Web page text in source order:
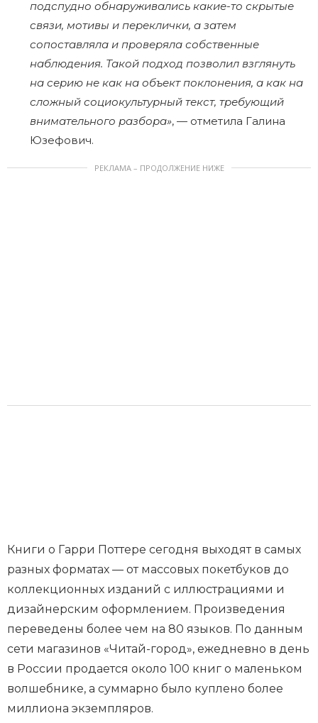
подспудно обнаруживались какие-то скрытые
связи, мотивы и переклички, а затем
сопоставляла и проверяла собственные
наблюдения. Такой подход позволил взглянуть
на серию не как на объект поклонения, а как на
сложный социокультурный текст, требующий
внимательного разбора», — отметила Галина
Юзефович.
РЕКЛАМА – ПРОДОЛЖЕНИЕ НИЖЕ
Книги о Гарри Поттере сегодня выходят в самых
разных форматах — от массовых покетбуков до
коллекционных изданий с иллюстрациями и
дизайнерским оформлением. Произведения
переведены более чем на 80 языков. По данным
сети магазинов «Читай-город», ежедневно в день
в России продается около 100 книг о маленьком
волшебнике, а суммарно было куплено более
миллиона экземпляров.